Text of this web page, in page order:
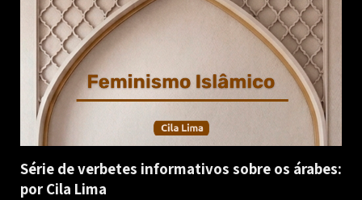
Série de verbetes informativos sobre os árabes:
por Cila Lima